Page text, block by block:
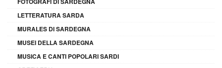
LETTERATURA SARDA
MURALES DI SARDEGNA
MUSEI DELLA SARDEGNA
MUSICA E CANTI POPOLARI SARDI